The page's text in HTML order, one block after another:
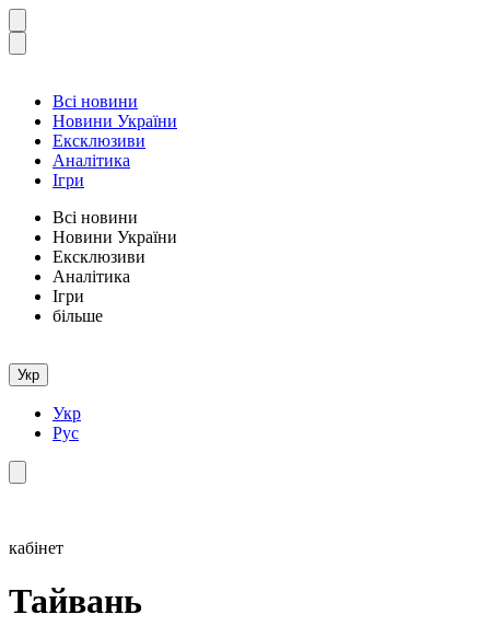
Всі новини
Новини України
Ексклюзиви
Аналітика
Ігри
Всі новини
Новини України
Ексклюзиви
Аналітика
Ігри
більше
Укр
Укр
Рус
кабінет
Тайвань